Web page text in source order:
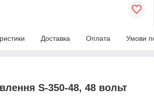
Доставка Оплата Умови
S-350-48, 48 вольт